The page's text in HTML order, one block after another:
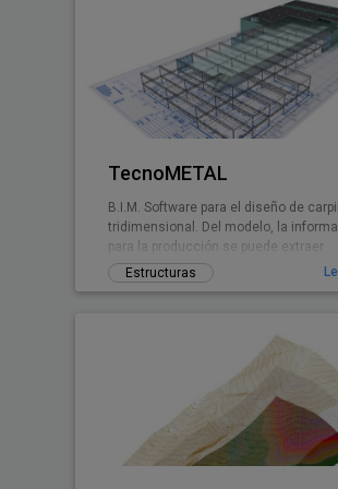
TecnoMETAL
B.I.M. Software para el diseño de
tridimensional. Del modelo, la
para la producción se puede extraer
automáticamente.
Estructuras